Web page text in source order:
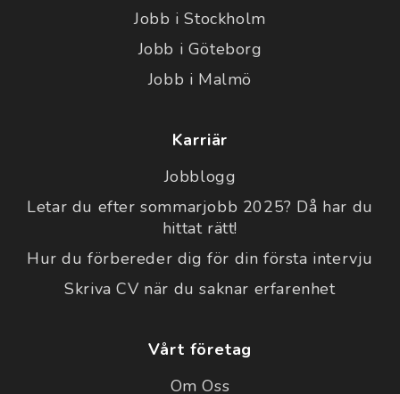
Jobb i Stockholm
Jobb i Göteborg
Jobb i Malmö
Karriär
Jobblogg
Letar du efter sommarjobb 2025? Då har du
hittat rätt!
Hur du förbereder dig för din första intervju
Skriva CV när du saknar erfarenhet
Vårt företag
Om Oss